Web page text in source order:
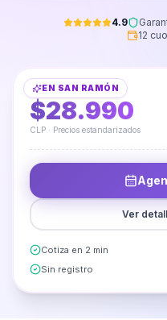
4.9
12
EN SAN RAMÓN
DESDE
$28.990
CLP · Precios estandarizados
Ver
Cotiza en 2 min
Sin registro